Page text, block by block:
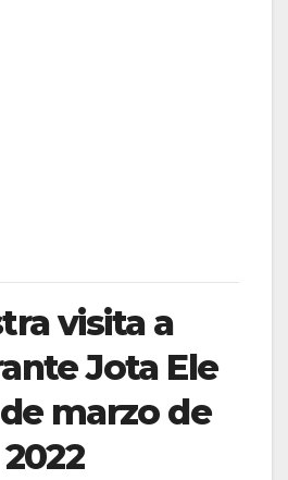
visita a
Jota Ele
marzo de
2022